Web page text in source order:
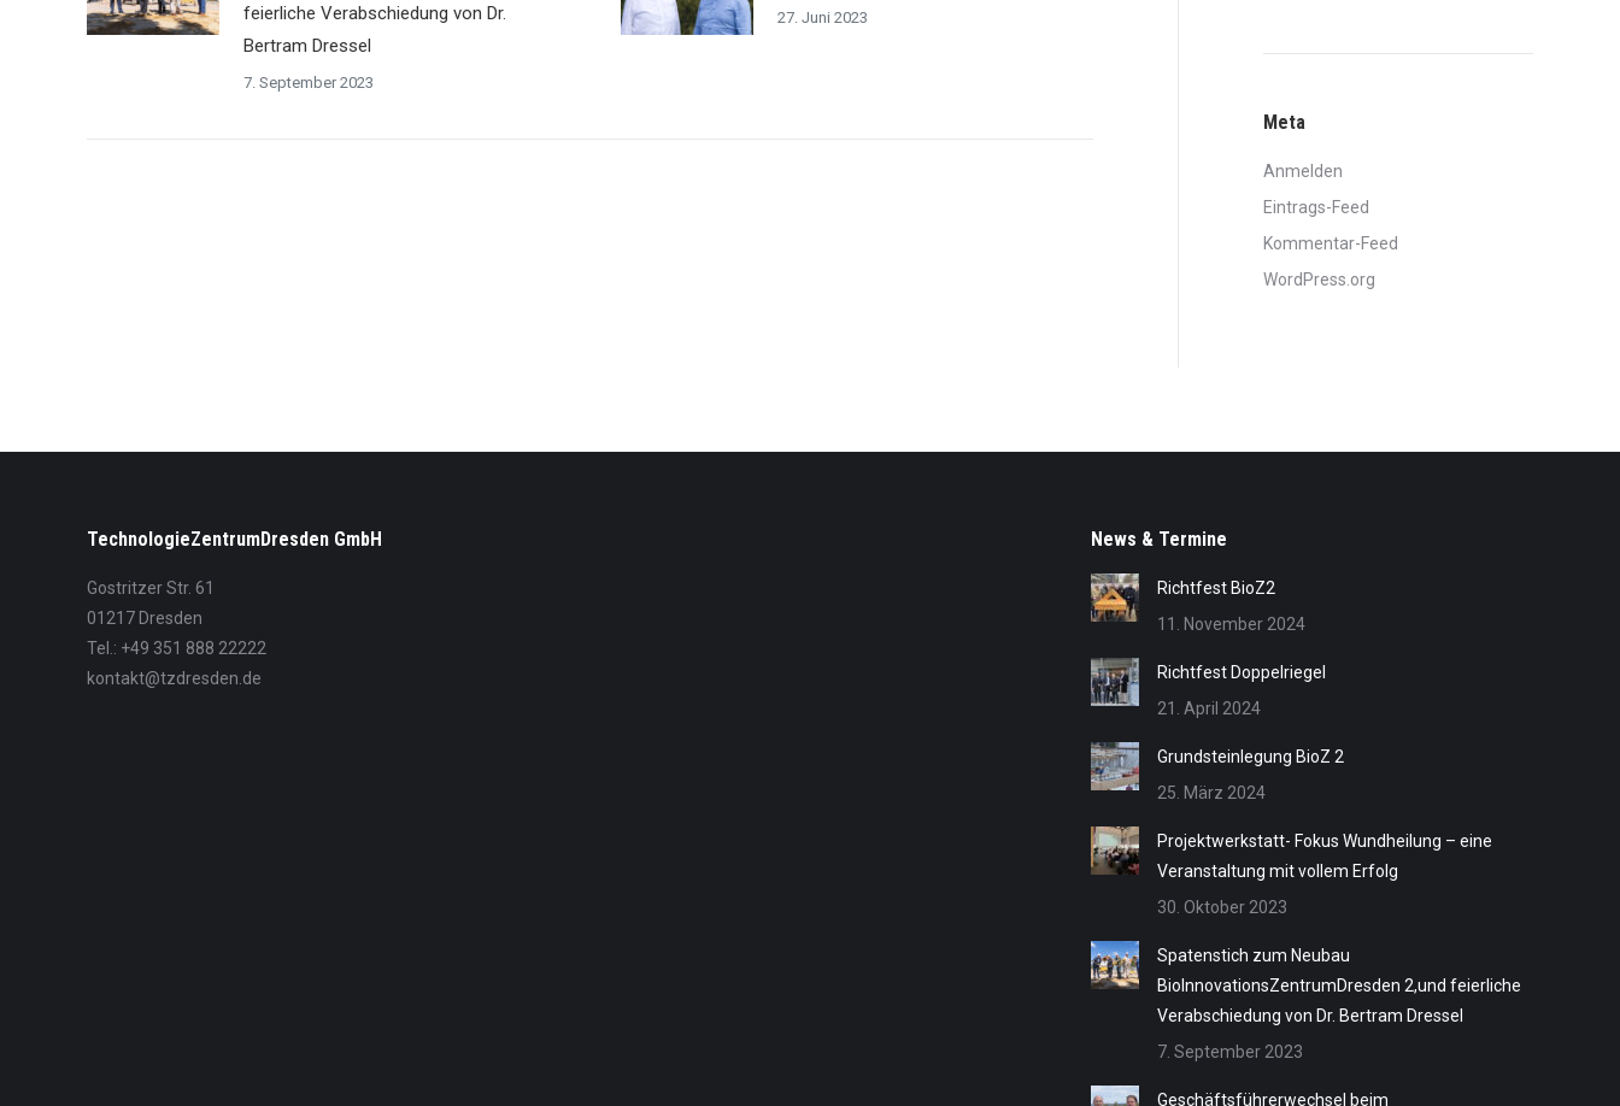
feierliche Verabschiedung von Dr.
Bertram Dressel
7. September 2023
27. Juni 2023
Meta
Anmelden
Eintrags-Feed
Kommentar-Feed
WordPress.org
TechnologieZentrumDresden GmbH
Gostritzer Str. 61
01217 Dresden
Tel.: +49 351 888 22222
kontakt@tzdresden.de
News & Termine
Richtfest BioZ2
11. November 2024
Richtfest Doppelriegel
21. April 2024
Grundsteinlegung BioZ 2
25. März 2024
Projektwerkstatt- Fokus Wundheilung – eine
Veranstaltung mit vollem Erfolg
30. Oktober 2023
Spatenstich zum Neubau
BioInnovationsZentrumDresden 2,und feierliche
Verabschiedung von Dr. Bertram Dressel
7. September 2023
Geschäftsführerwechsel beim